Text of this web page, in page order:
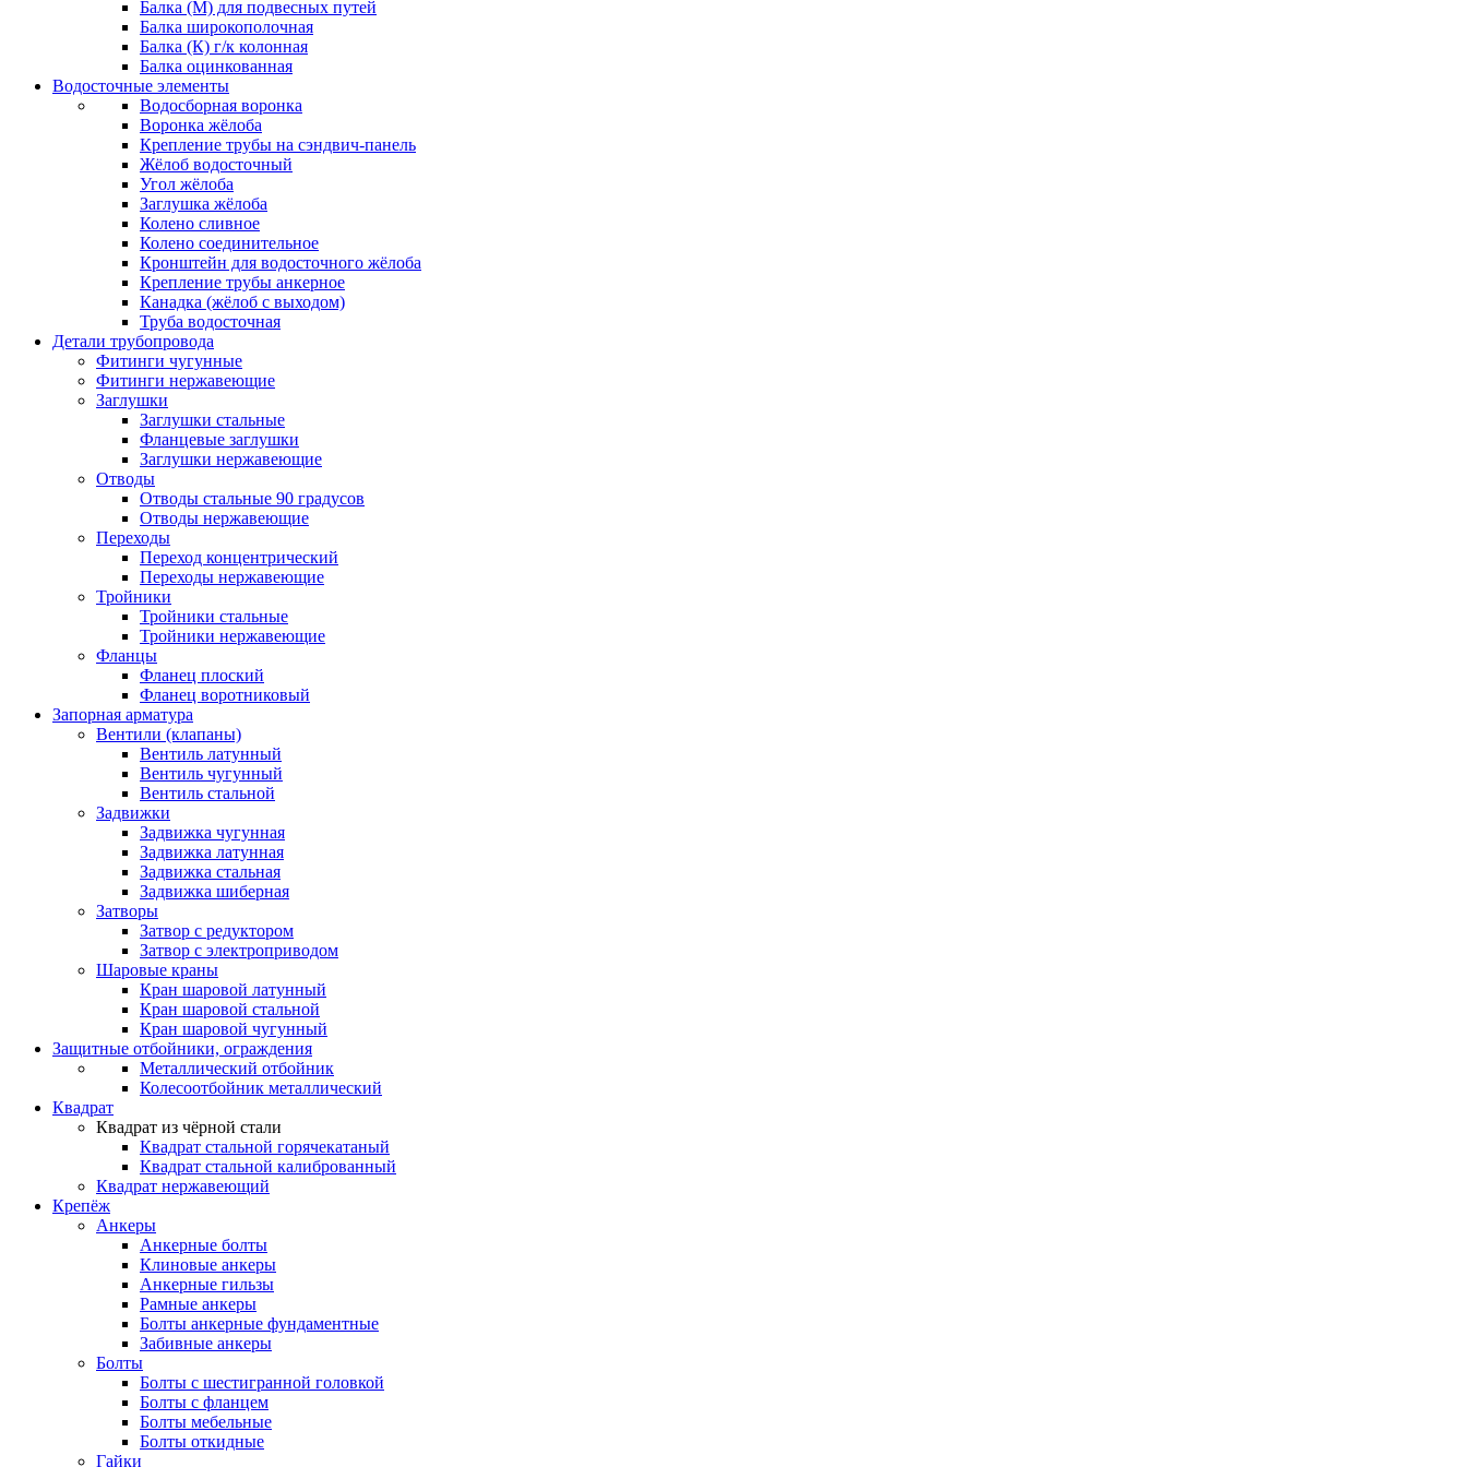
Балка (М) для подвесных путей
Балка широкополочная
Балка (К) г/к колонная
Балка оцинкованная
Водосточные элементы
Водосборная воронка
Воронка жёлоба
Крепление трубы на сэндвич-панель
Жёлоб водосточный
Угол жёлоба
Заглушка жёлоба
Колено сливное
Колено соединительное
Кронштейн для водосточного жёлоба
Крепление трубы анкерное
Канадка (жёлоб с выходом)
Труба водосточная
Детали трубопровода
Фитинги чугунные
Фитинги нержавеющие
Заглушки
Заглушки стальные
Фланцевые заглушки
Заглушки нержавеющие
Отводы
Отводы стальные 90 градусов
Отводы нержавеющие
Переходы
Переход концентрический
Переходы нержавеющие
Тройники
Тройники стальные
Тройники нержавеющие
Фланцы
Фланец плоский
Фланец воротниковый
Запорная арматура
Вентили (клапаны)
Вентиль латунный
Вентиль чугунный
Вентиль стальной
Задвижки
Задвижка чугунная
Задвижка латунная
Задвижка стальная
Задвижка шиберная
Затворы
Затвор с редуктором
Затвор с электроприводом
Шаровые краны
Кран шаровой латунный
Кран шаровой стальной
Кран шаровой чугунный
Защитные отбойники, ограждения
Металлический отбойник
Колесоотбойник металлический
Квадрат
Квадрат из чёрной стали
Квадрат стальной горячекатаный
Квадрат стальной калиброванный
Квадрат нержавеющий
Крепёж
Анкеры
Анкерные болты
Клиновые анкеры
Анкерные гильзы
Рамные анкеры
Болты анкерные фундаментные
Забивные анкеры
Болты
Болты с шестигранной головкой
Болты с фланцем
Болты мебельные
Болты откидные
Гайки